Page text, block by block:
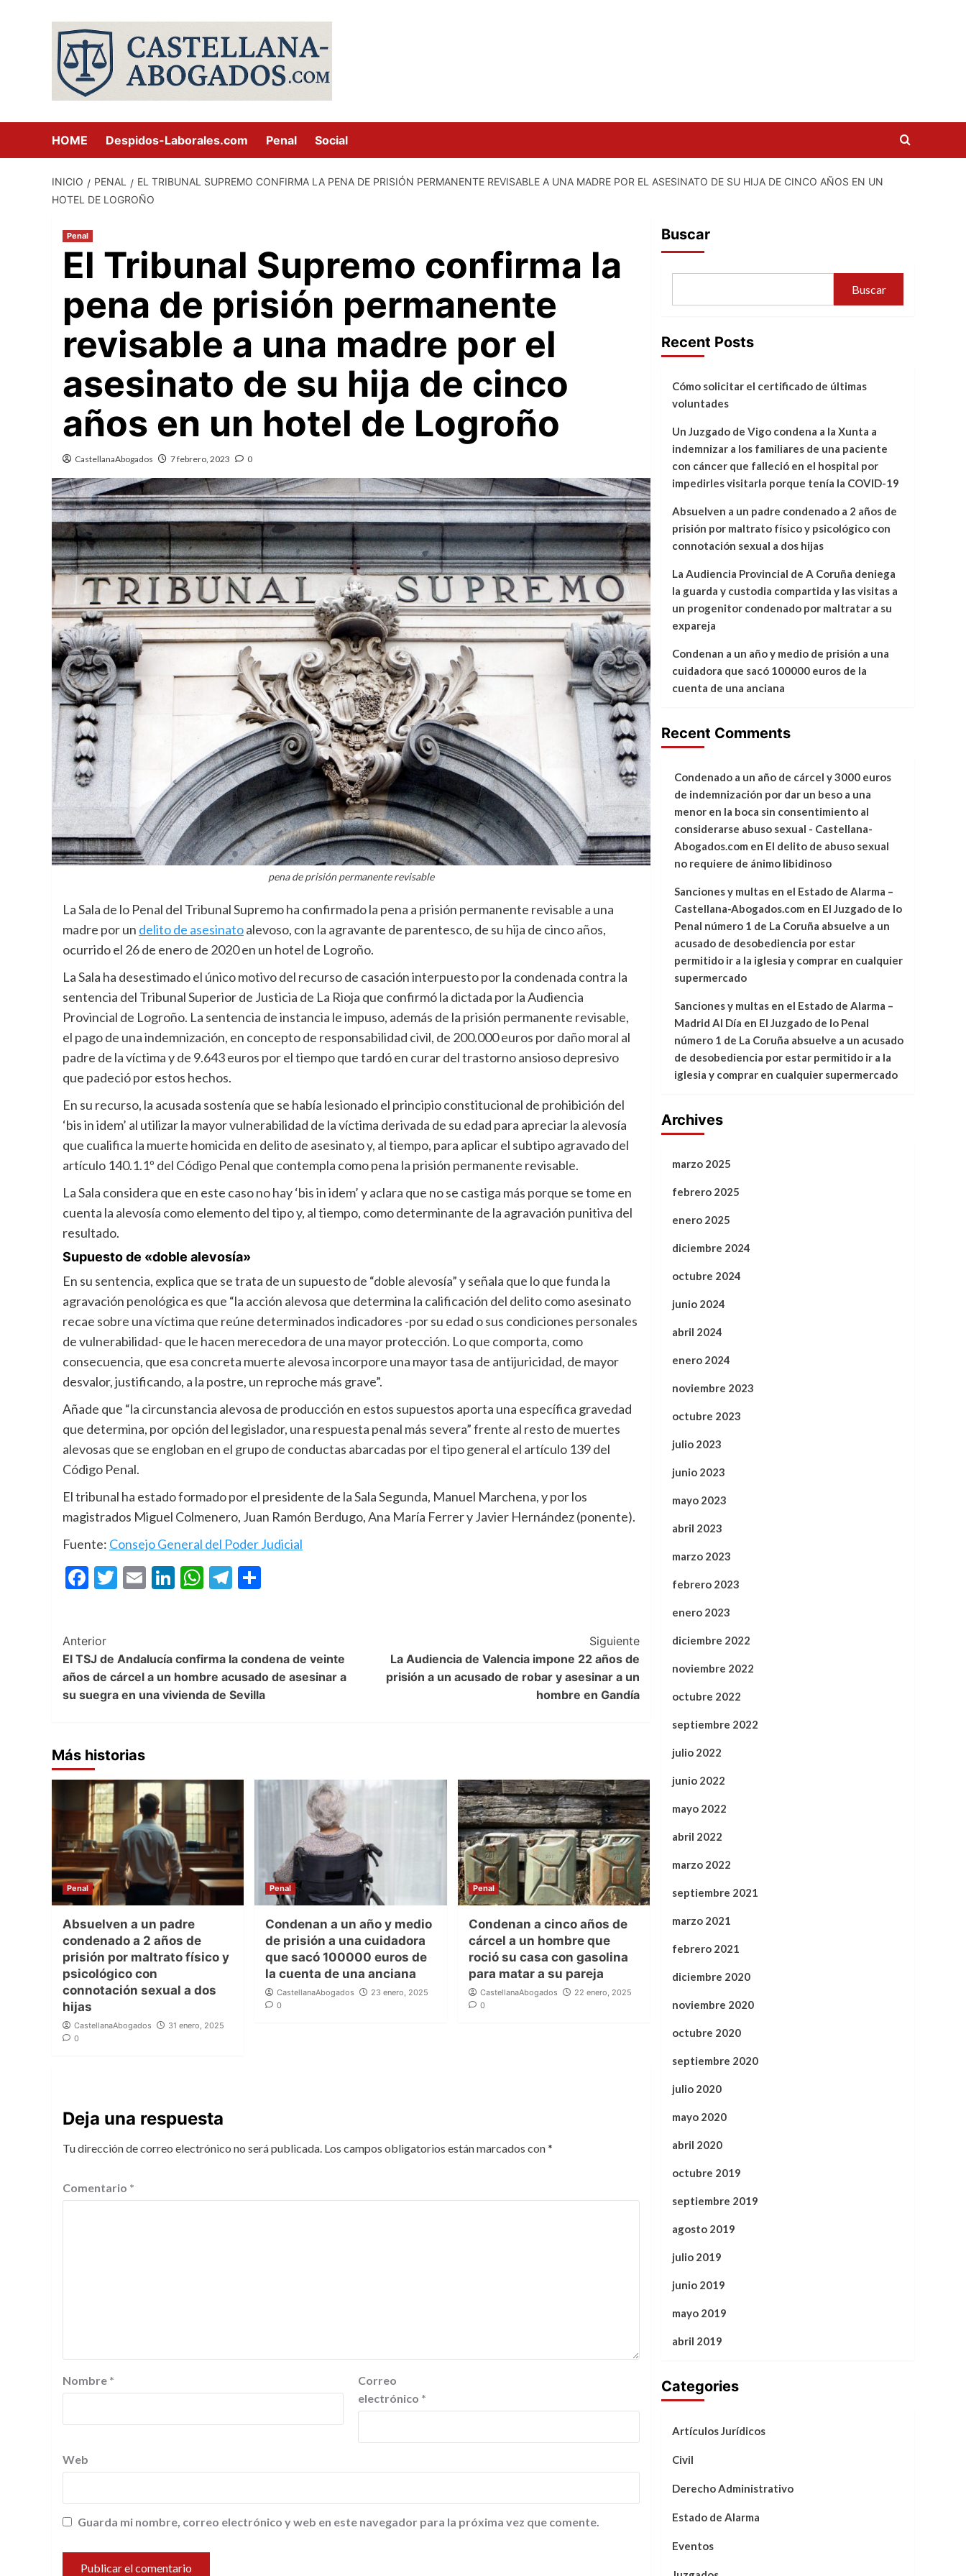
HOME Despidos-Laborales.com Penal Social
INICIO PENAL
EL TRIBUNAL SUPREMO CONFIRMA LA PENA DE PRISIÓN PERMANENTE REVISABLE A UNA MADRE POR EL ASESINATO DE SU HIJA DE CINCO AÑOS EN UN
HOTEL DE LOGROÑO
Penal
El Tribunal Supremo confirma la
pena de prisión permanente
revisable a una madre por el
asesinato de su hija de cinco
años en un hotel de Logroño
CastellanaAbogados 7 febrero, 2023 0
pena de prisión permanente revisable
La Sala de lo Penal del Tribunal Supremo ha confirmado la pena a prisión permanente revisable a una
madre por un delito de asesinatoalevoso, con la agravante de parentesco, de su hija de cinco años,
ocurrido el 26 de enero de 2020 en un hotel de Logroño.
La Sala ha desestimado el único motivo del recurso de casación interpuesto por la condenada contra la
sentencia del Tribunal Superior de Justicia de La Rioja que confirmó la dictada por la Audiencia
Provincial de Logroño. La sentencia de instancia le impuso, además de la prisión permanente revisable,
el pago de una indemnización, en concepto de responsabilidad civil, de 200.000 euros por daño moral al
padre de la víctima y de 9.643 euros por el tiempo que tardó en curar del trastorno ansioso depresivo
que padeció por estos hechos.
En su recurso, la acusada sostenía que se había lesionado el principio constitucional de prohibición del
‘bis in idem’ al utilizar la mayor vulnerabilidad de la víctima derivada de su edad para apreciar la alevosía
que cualifica la muerte homicida en delito de asesinato y, al tiempo, para aplicar el subtipo agravado del
artículo 140.1.1º del Código Penal que contempla como pena la prisión permanente revisable.
La Sala considera que en este caso no hay ‘bis in idem’ y aclara que no se castiga más porque se tome en
cuenta la alevosía como elemento del tipo y, al tiempo, como determinante de la agravación punitiva del
resultado.
Supuesto de «doble alevosía»
En su sentencia, explica que se trata de un supuesto de “doble alevosía” y señala que lo que funda la
agravación penológica es que “la acción alevosa que determina la calificación del delito como asesinato
recae sobre una víctima que reúne determinados indicadores -por su edad o sus condiciones personales
de vulnerabilidad- que le hacen merecedora de una mayor protección. Lo que comporta, como
consecuencia, que esa concreta muerte alevosa incorpore una mayor tasa de antijuricidad, de mayor
desvalor, justificando, a la postre, un reproche más grave”.
Añade que “la circunstancia alevosa de producción en estos supuestos aporta una específica gravedad
que determina, por opción del legislador, una respuesta penal más severa” frente al resto de muertes
alevosas que se engloban en el grupo de conductas abarcadas por el tipo general el artículo 139 del
Código Penal.
El tribunal ha estado formado por el presidente de la Sala Segunda, Manuel Marchena, y por los
magistrados Miguel Colmenero, Juan Ramón Berdugo, Ana María Ferrer y Javier Hernández (ponente).
Fuente: Consejo General del Poder Judicial
Facebook
Twitter
EmailLinkedIn
WhatsApp
Telegram
Post
Navigation
Anterior
El TSJ de Andalucía confirma la condena de veinte
años de cárcel a un hombre acusado de asesinar a
su suegra en una vivienda de Sevilla
Siguiente
La Audiencia de Valencia impone 22 años de
prisión a un acusado de robar y asesinar a un
hombre en Gandía
Más historias
Penal
Absuelven a un padre
condenado a 2 años de
prisión por maltrato físico y
psicológico con
connotación sexual a dos
hijas
CastellanaAbogados
31 enero, 2025
0
Penal
Condenan a un año y medio
de prisión a una cuidadora
que sacó 100000 euros de
la cuenta de una anciana
CastellanaAbogados
23 enero, 2025
0
Penal
Condenan a cinco años de
cárcel a un hombre que
roció su casa con gasolina
para matar a su pareja
CastellanaAbogados
22 enero, 2025
0
Deja una respuesta
Tu dirección de correo electrónico no será publicada. Los campos obligatorios están marcados con*
Comentario *
Nombre *
Correo
electrónico *
Web
Guarda mi nombre, correo electrónico y web en este navegador para la próxima vez que comente.
Buscar
Buscar
Recent Posts
Cómo solicitar el certificado de últimas
voluntades
Un Juzgado de Vigo condena a la Xunta a
indemnizar a los familiares de una paciente
con cáncer que falleció en el hospital por
impedirles visitarla porque tenía la COVID-19
Absuelven a un padre condenado a 2 años de
prisión por maltrato físico y psicológico con
connotación sexual a dos hijas
La Audiencia Provincial de A Coruña deniega
la guarda y custodia compartida y las visitas a
un progenitor condenado por maltratar a su
expareja
Condenan a un año y medio de prisión a una
cuidadora que sacó 100000 euros de la
cuenta de una anciana
Recent Comments
Condenado a un año de cárcel y 3000 euros
de indemnización por dar un beso a una
menor en la boca sin consentimiento al
considerarse abuso sexual - Castellana-
Abogados.com en El delito de abuso sexual
no requiere de ánimo libidinoso
Sanciones y multas en el Estado de Alarma –
Castellana-Abogados.com en El Juzgado de lo
Penal número 1 de La Coruña absuelve a un
acusado de desobediencia por estar
permitido ir a la iglesia y comprar en cualquier
supermercado
Sanciones y multas en el Estado de Alarma –
Madrid Al Día en El Juzgado de lo Penal
número 1 de La Coruña absuelve a un acusado
de desobediencia por estar permitido ir a la
iglesia y comprar en cualquier supermercado
Archives
marzo 2025
febrero 2025
enero 2025
diciembre 2024
octubre 2024
junio 2024
abril 2024
enero 2024
noviembre 2023
octubre 2023
julio 2023
junio 2023
mayo 2023
abril 2023
marzo 2023
febrero 2023
enero 2023
diciembre 2022
noviembre 2022
octubre 2022
septiembre 2022
julio 2022
junio 2022
mayo 2022
abril 2022
marzo 2022
septiembre 2021
marzo 2021
febrero 2021
diciembre 2020
noviembre 2020
octubre 2020
septiembre 2020
julio 2020
mayo 2020
abril 2020
octubre 2019
septiembre 2019
agosto 2019
julio 2019
junio 2019
mayo 2019
abril 2019
Categories
Artículos Jurídicos
Civil
Derecho Administrativo
Estado de Alarma
Eventos